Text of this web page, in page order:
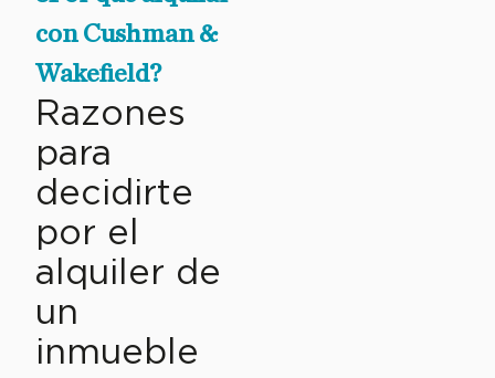
con Cushman &
Wakefield?
Razones
para
decidirte
por el
alquiler de
un
inmueble